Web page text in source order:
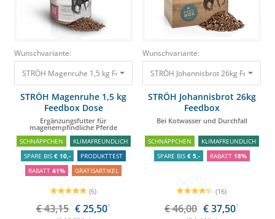
Wunschvariante:
STRÖH Magenruhe 1,5 kg Feedbox Dose Ergänzungsfutter für
STRÖH Magenruhe 1,5 kg
Feedbox Dose
Ergänzungsfutter für
magenempfindliche Pferde
SCHNÄPPCHEN
KLIMAFREUNDLICH
SPARE BIS € 10,-
PRODUKTTEST
RABATT 41% GRATISARTIKEL
(6)
€ 43,15 € 25,501
Wunschvariante:
STRÖH Johannisbrot 26kg
STRÖH Johannisbrot 26kg
Feedbox
Bei Kotwasser und Durchfall
SCHNÄPPCHEN
KLIMAFREUNDLICH
SPARE BIS € 5,- RABATT 18%
(16)
€ 46,00 € 37,501